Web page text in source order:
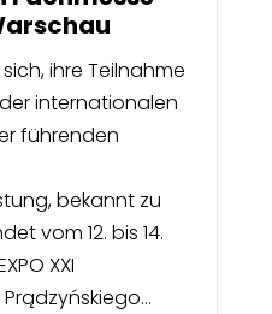
sich, ihre Teilnahme
internationalen
führenden
bekannt zu
vom 12. bis 14.
XXI